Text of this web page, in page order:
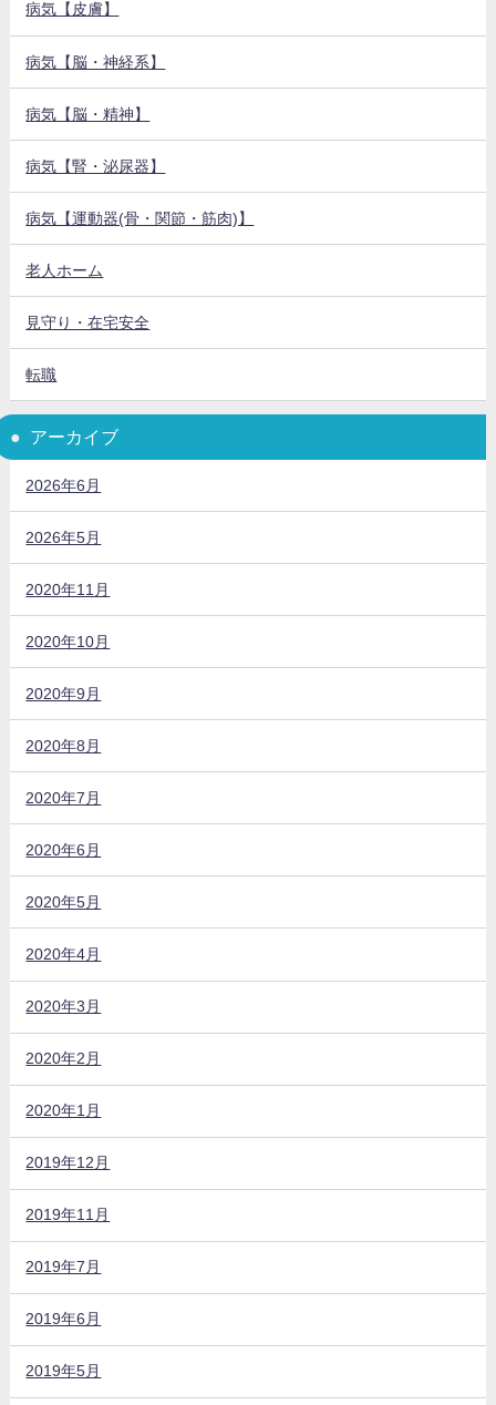
病気【皮膚】
病気【脳・神経系】
病気【脳・精神】
病気【腎・泌尿器】
病気【運動器(骨・関節・筋肉)】
老人ホーム
見守り・在宅安全
転職
アーカイブ
2026年6月
2026年5月
2020年11月
2020年10月
2020年9月
2020年8月
2020年7月
2020年6月
2020年5月
2020年4月
2020年3月
2020年2月
2020年1月
2019年12月
2019年11月
2019年7月
2019年6月
2019年5月